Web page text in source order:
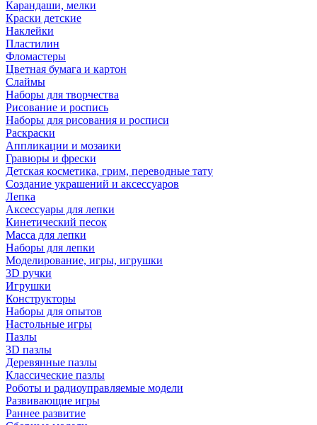
Карандаши, мелки
Краски детские
Наклейки
Пластилин
Фломастеры
Цветная бумага и картон
Слаймы
Наборы для творчества
Рисование и роспись
Наборы для рисования и росписи
Раскраски
Аппликации и мозаики
Гравюры и фрески
Детская косметика, грим, переводные тату
Создание украшений и аксессуаров
Лепка
Аксессуары для лепки
Кинетический песок
Масса для лепки
Наборы для лепки
Моделирование, игры, игрушки
3D ручки
Игрушки
Конструкторы
Наборы для опытов
Настольные игры
Пазлы
3D пазлы
Деревянные пазлы
Классические пазлы
Роботы и радиоуправляемые модели
Развивающие игры
Раннее развитие